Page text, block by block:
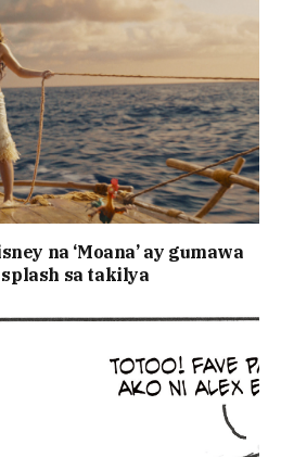
na ‘Moana’ ay gumawa
sa takilya